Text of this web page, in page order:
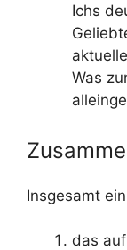
Ichs
Was
Insgesamt
das